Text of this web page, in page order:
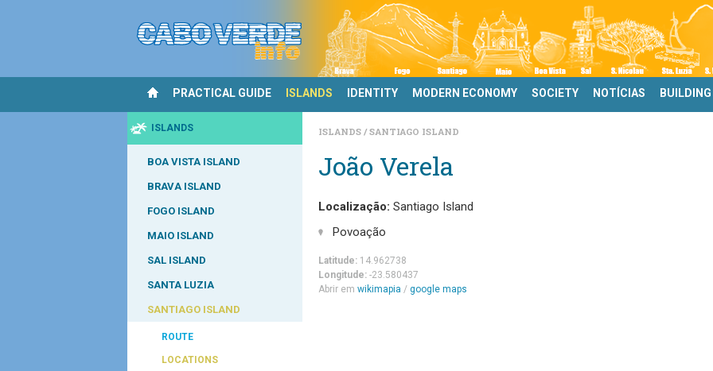
PRACTICAL GUIDE ISLANDS IDENTITY MODERN ECONOMY SOCIETY NOTÍCIAS BUILDING
ISLANDS
BOA VISTA ISLAND
BRAVA ISLAND
FOGO ISLAND
MAIO ISLAND
SAL ISLAND
SANTA LUZIA
SANTIAGO ISLAND
ROUTE
LOCATIONS
ISLANDS SANTIAGO ISLAND
João Verela
Localização: Santiago Island
Povoação
Latitude: 14.962738
Longitude: -23.580437
Abrir em wikimapia / google maps